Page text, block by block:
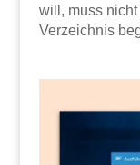
will, muss
Verzeichnis